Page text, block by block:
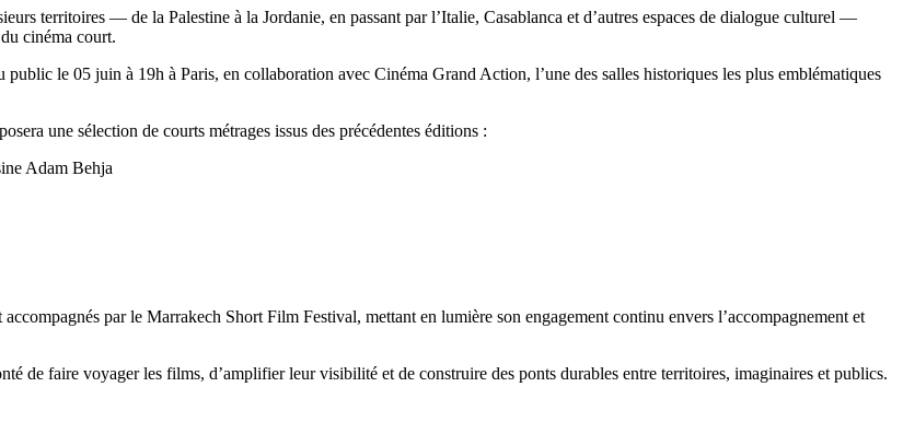
territoires — de la Palestine à la Jordanie, en passant par l’Italie, Casablanca et d’autres espaces de dialogue culturel —
cinéma court.
le 05 juin à 19h à Paris, en collaboration avec Cinéma Grand Action, l’une des salles historiques les plus emblématiques
une sélection de courts métrages issus des précédentes éditions :
Adam Behja
par le Marrakech Short Film Festival, mettant en lumière son engagement continu envers l’accompagnement et
de faire voyager les films, d’amplifier leur visibilité et de construire des ponts durables entre territoires, imaginaires et publics.